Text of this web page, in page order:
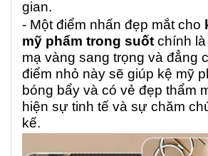
gian.
- Một điểm nhấn đẹp mắt cho
mỹ phẩm trong suốt chính
mạ vàng sang trọng và đẳng
điểm nhỏ này sẽ giúp kệ mỹ
bóng bẩy và có vẻ đẹp thẩm
hiện sự tinh tế và sự chăm
kế.